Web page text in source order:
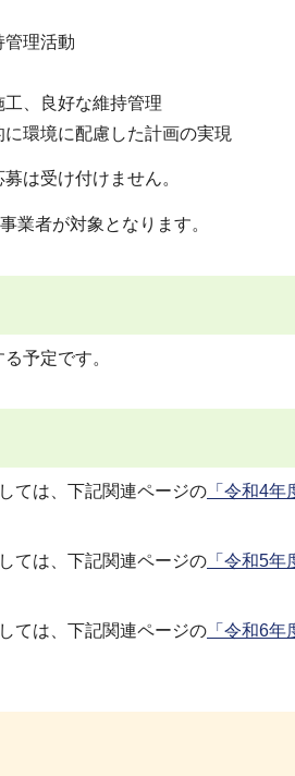
管理活動
工、良好な維持管理
環境に配慮した計画の実現
は受け付けません。
業者が対象となります。
予定です。
ては、下記関連ページの 「令和4
ては、下記関連ページの 「令和5
ては、下記関連ページの 「令和6